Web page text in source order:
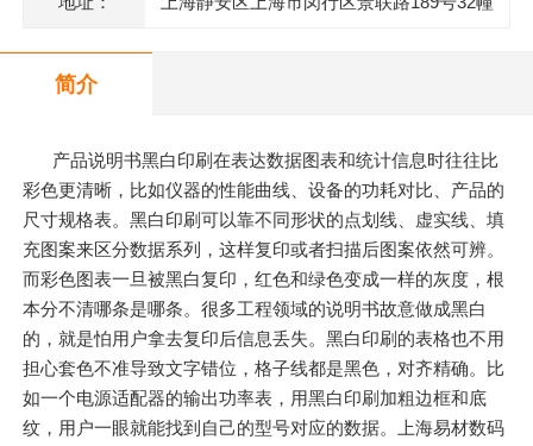
简介
产品说明书黑白印刷在表达数据图表和统计信息时往往比
彩色更清晰，比如仪器的性能曲线、设备的功耗对比、产品的
尺寸规格表。黑白印刷可以靠不同形状的点划线、虚实线、填
充图案来区分数据系列，这样复印或者扫描后图案依然可辨。
而彩色图表一旦被黑白复印，红色和绿色变成一样的灰度，根
本分不清哪条是哪条。很多工程领域的说明书故意做成黑白
的，就是怕用户拿去复印后信息丢失。黑白印刷的表格也不用
担心套色不准导致文字错位，格子线都是黑色，对齐精确。比
如一个电源适配器的输出功率表，用黑白印刷加粗边框和底
纹，用户一眼就能找到自己的型号对应的数据。上海易材数码